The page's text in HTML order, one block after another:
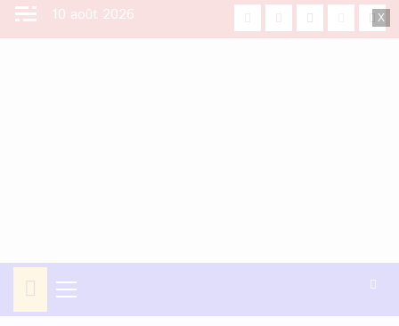
Aller
10 août 2026 facebookYoutube
X
Menu
principal